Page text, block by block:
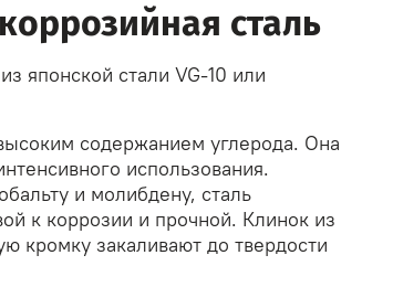
сталь
японской стали VG-10 или
содержанием углерода. Она
использования.
и молибдену, сталь
к коррозии и прочной. Клинок из
кромку закаливают до твердости